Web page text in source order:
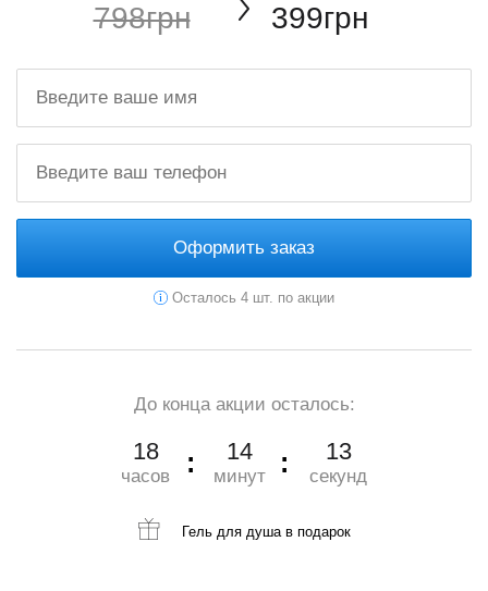
798грн 399грн
Оформить заказ
Осталось 4 шт. по акции
До конца акции осталось:
18
часов
14
минут
12
секунд
Гель для душав подарок